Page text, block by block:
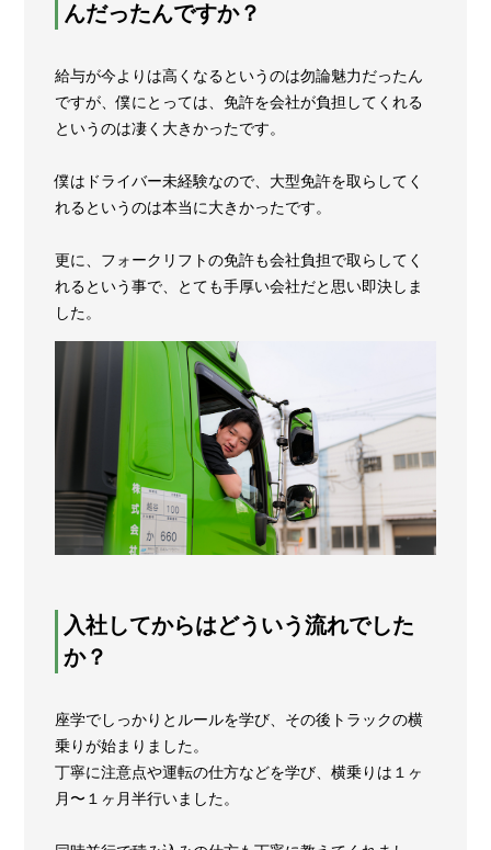
んだったんですか？
給与が今よりは高くなるというのは勿論魅力だったん
ですが、僕にとっては、免許を会社が負担してくれる
というのは凄く大きかったです。
僕はドライバー未経験なので、大型免許を取らしてく
れるというのは本当に大きかったです。
更に、フォークリフトの免許も会社負担で取らしてく
れるという事で、とても手厚い会社だと思い即決しま
した。
入社してからはどういう流れでした
か？
座学でしっかりとルールを学び、その後トラックの横
乗りが始まりました。
丁寧に注意点や運転の仕方などを学び、横乗りは１ヶ
月〜１ヶ月半行いました。